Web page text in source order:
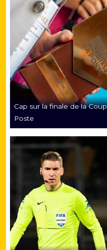
Cap sur la finale de la
Poste